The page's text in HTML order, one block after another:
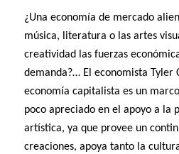
¿Una economía de mercado
música, literatura o las artes
creatividad las fuerzas
demanda?… El economista Tyler
economía capitalista es un
poco apreciado en el apoyo a la
artística, ya que provee un
creaciones, apoya tanto la